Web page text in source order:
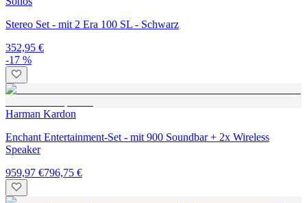
Stereo Set - mit 2 Era 100 SL - Schwarz
352,95 €
-17 %
Harman Kardon
Enchant Entertainment-Set - mit 900 Soundbar + 2x Wireless
Speaker
959,97 €796,75 €